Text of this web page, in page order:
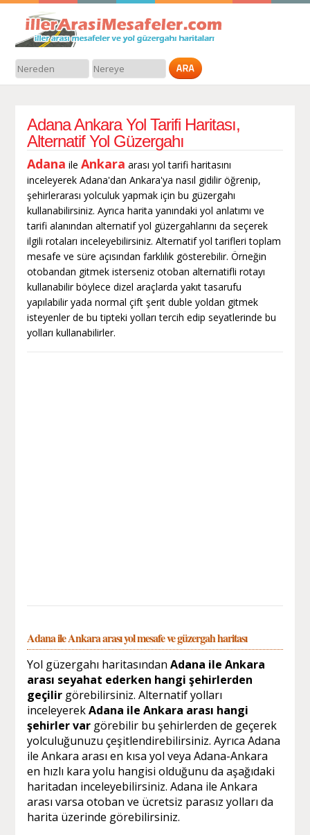
Adana Ankara Yol Tarifi Haritası,
Alternatif Yol Güzergahı
Adana ile Ankara arası yol tarifi haritasını
inceleyerek Adana'dan Ankara'ya nasıl gidilir öğrenip,
şehirlerarası yolculuk yapmak için bu güzergahı
kullanabilirsiniz. Ayrıca harita yanındaki yol anlatımı ve
tarifi alanından alternatif yol güzergahlarını da seçerek
ilgili rotaları inceleyebilirsiniz. Alternatif yol tarifleri toplam
mesafe ve süre açısından farklılık gösterebilir. Örneğin
otobandan gitmek isterseniz otoban alternatifli rotayı
kullanabilir böylece dizel araçlarda yakıt tasarufu
yapılabilir yada normal çift şerit duble yoldan gitmek
isteyenler de bu tipteki yolları tercih edip seyatlerinde bu
yolları kullanabilirler.
Adana ile Ankara arası yol mesafe ve güzergah haritası
Yol güzergahı haritasından Adana ile Ankara
arası seyahat ederken hangi şehirlerden
geçilirgörebilirsiniz. Alternatif yolları
inceleyerekAdana ile Ankara arası hangi
şehirler vargörebilir bu şehirlerden de geçerek
yolculuğunuzu çeşitlendirebilirsiniz. Ayrıca Adana
ile Ankara arası en kısa yol veya Adana-Ankara
en hızlı kara yolu hangisi olduğunu da aşağıdaki
haritadan inceleyebilirsiniz. Adana ile Ankara
arası varsa otoban ve ücretsiz parasız yolları da
harita üzerinde görebilirsiniz.